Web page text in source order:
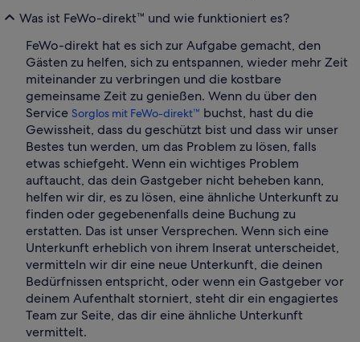
Was ist FeWo-direkt™ und wie funktioniert es?
FeWo-direkt hat es sich zur Aufgabe gemacht, den
Gästen zu helfen, sich zu entspannen, wieder mehr Zeit
miteinander zu verbringen und die kostbare
gemeinsame Zeit zu genießen. Wenn du über den
Service Sorglos mit FeWo-direkt™ buchst, hast du die
Gewissheit, dass du geschützt bist und dass wir unser
Bestes tun werden, um das Problem zu lösen, falls
etwas schiefgeht. Wenn ein wichtiges Problem
auftaucht, das dein Gastgeber nicht beheben kann,
helfen wir dir, es zu lösen, eine ähnliche Unterkunft zu
finden oder gegebenenfalls deine Buchung zu
erstatten. Das ist unser Versprechen. Wenn sich eine
Unterkunft erheblich von ihrem Inserat unterscheidet,
vermitteln wir dir eine neue Unterkunft, die deinen
Bedürfnissen entspricht, oder wenn ein Gastgeber vor
deinem Aufenthalt storniert, steht dir ein engagiertes
Team zur Seite, das dir eine ähnliche Unterkunft
vermittelt.